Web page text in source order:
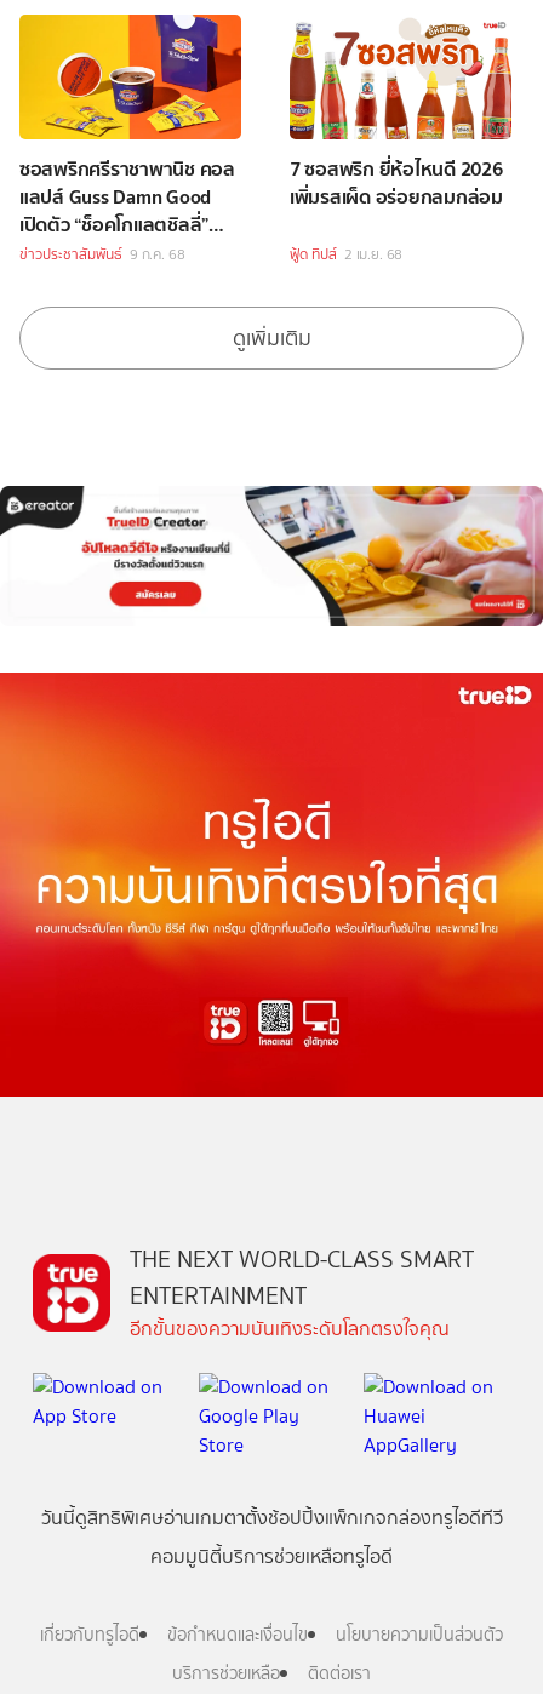
ซอสพริกศรีราชาพานิช คอล
แลปส์ Guss Damn Good
เปิดตัว “ช็อคโกแลตชิลลี่”
ไอศกรีมรสชาติจึ้ง
ข่าวประชาสัมพันธ์ 9 ก.ค. 68
7 ซอสพริก ยี่ห้อไหนดี 2026
เพิ่มรสเผ็ด อร่อยกลมกล่อม
ฟู้ด ทิปส์ 2 เม.ย. 68
ดูเพิ่มเติม
THE NEXT WORLD-CLASS SMART
ENTERTAINMENT
อีกขั้นของความบันเทิงระดับโลกตรงใจคุณ
วันนี้ดูสิทธิพิเศษอ่านเกมตาตั้งช้อปปิ้งแพ็กเกจกล่องทรูไอดีทีวี
คอมมูนิตี้บริการช่วยเหลือทรูไอดี
เกี่ยวกับทรูไอดี ข้อกำหนดและเงื่อนไข
นโยบายความเป็นส่วนตัว
บริการช่วยเหลือ
ติดต่อเรา